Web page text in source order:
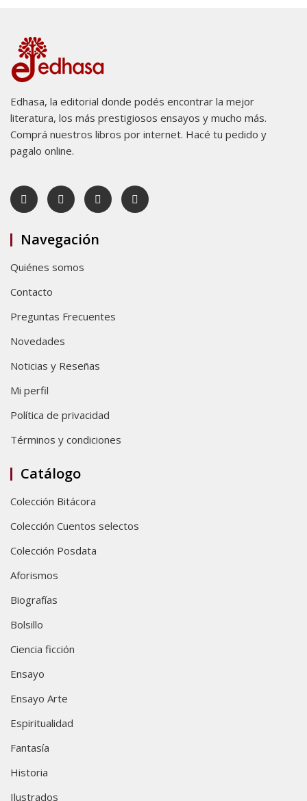
Edhasa, la editorial donde podés encontrar la mejor
literatura, los más prestigiosos ensayos y mucho más.
Comprá nuestros libros por internet. Hacé tu pedido y
pagalo online.
Navegación
Quiénes somos
Contacto
Preguntas Frecuentes
Novedades
Noticias y Reseñas
Mi perfil
Política de privacidad
Términos y condiciones
Catálogo
Colección Bitácora
Colección Cuentos selectos
Colección Posdata
Aforismos
Biografías
Bolsillo
Ciencia ficción
Ensayo
Ensayo Arte
Espiritualidad
Fantasía
Historia
Ilustrados